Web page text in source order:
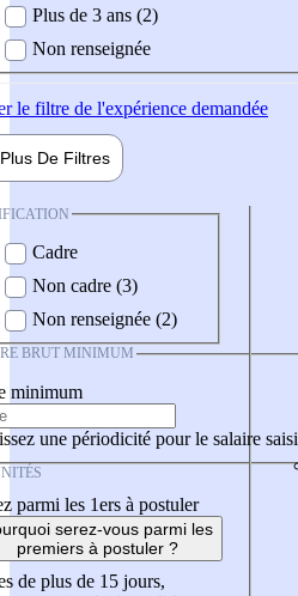
Plus de 3 ans (2)
Non renseignée
le filtre de l'expérience demandée
Plus De Filtres
Cadre
Non cadre (3)
Non renseignée (2)
BRUT MINIMUM
minimum
une périodicité pour le salaire saisi
parmi les 1ers à postuler
serez-vous parmi les
premiers à postuler ?
de plus de 15 jours,